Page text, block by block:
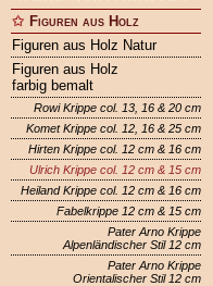
Figuren aus Holz
Figuren aus Holz Natur
Figuren aus Holz
farbig bemalt
Rowi Krippe col. 13, 16 & 20 cm
Komet Krippe col. 12, 16 & 25 cm
Hirten Krippe col. 12 cm & 16 cm
Ulrich Krippe col. 12 cm & 15 cm
Heiland Krippe col. 12 cm & 16 cm
Fabelkrippe 12 cm & 15 cm
Pater Arno Krippe
Alpenländischer Stil 12 cm
Pater Arno Krippe
Orientalischer Stil 12 cm